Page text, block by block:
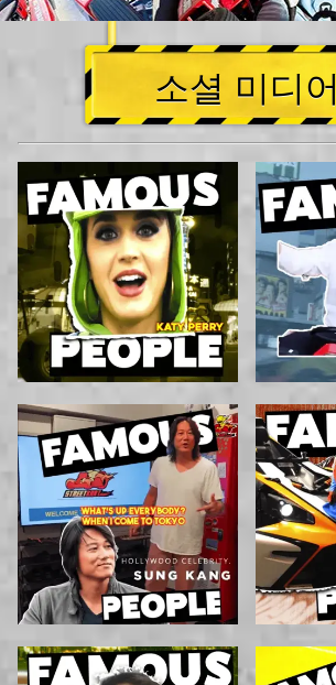
소셜 미디어